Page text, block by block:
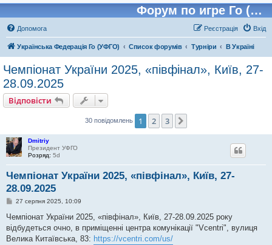
Форум по игре Го (Бадук, Вейчи)
Допомога Вхід
Реєстрація
Українська Федерація Го (УФГО) Список форумів Турніри В Україні
Чемпіонат України 2025, «півфінал», Київ, 27-
28.09.2025
Відповісти
30 повідомлень 1 2 3
Dmitriy
Президент УФГО
Розряд: 5d
Чемпіонат України 2025, «півфінал», Київ, 27-
28.09.2025
П
в
д
о
27 серпня 2025, 10:09
Чемпіонат України 2025, «півфінал», Київ, 27-28.09.2025 року
відбудеться очно, в приміщенні центра комунікації "Vcentri", вулиця
Велика Китаївська, 83: https://vcentri.com/us/